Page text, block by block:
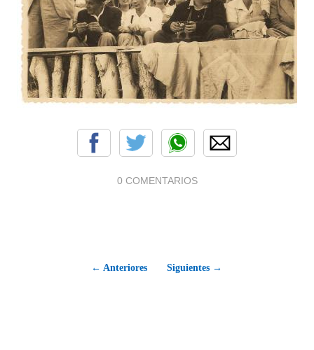
0 COMENTARIOS
← Anteriores Siguientes →